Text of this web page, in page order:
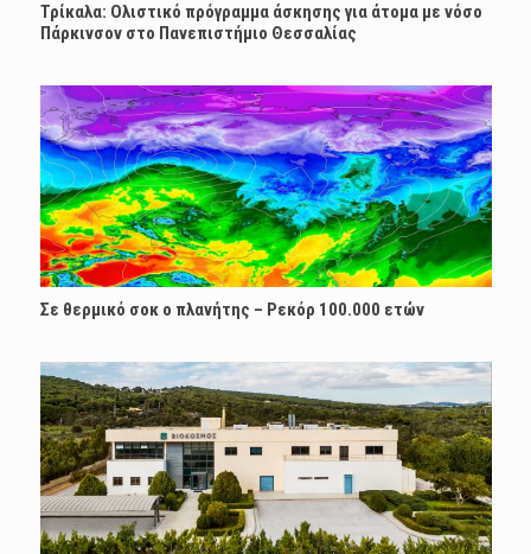
Τρίκαλα: Ολιστικό πρόγραμμα άσκησης για άτομα με νόσο
Πάρκινσον στο Πανεπιστήμιο Θεσσαλίας
Σε θερμικό σοκ ο πλανήτης – Ρεκόρ 100.000 ετών